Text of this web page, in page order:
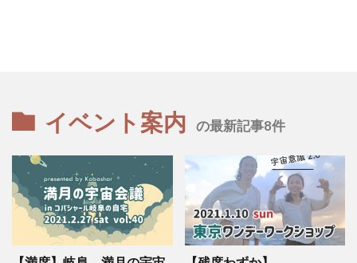
イベント案内 の最新記事8件